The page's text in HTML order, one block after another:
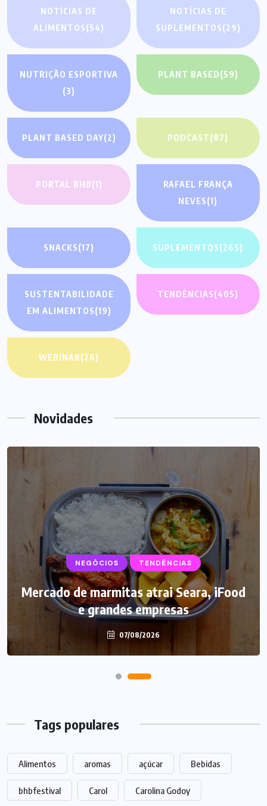
NOTÍCIAS DE
ALIMENTOS(54)
NOTÍCIAS DE
SUPLEMENTOS(29)
NUTRIÇÃO ESPORTIVA
(3)
PLANT BASED(59)
PLANT BASED DAY(2) PODCAST(87)
PORTAL BHB(1)
RAFAEL FRANÇA
NEVES(1)
SNACKS(17) SUPLEMENTOS(265)
SUSTENTABILIDADE
EM ALIMENTOS(19)
TENDÊNCIAS(405)
WEBINAR(26)
Novidades
NEGÓCIOS TENDÊNCIAS
Mercado de marmitas atrai Seara, iFood
e grandes empresas
07/08/2026
Tags populares
Alimentos aromas açúcar Bebidas
bhbfestival Carol Carolina Godoy